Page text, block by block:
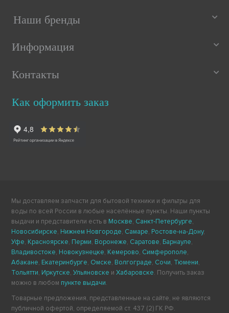
Наши бренды
Информация
Контакты
Как оформить заказ
Мы доставляем запчасти для бытовой техники и фильтры для
воды по всей России в любые населённые пункты. Наши пункты
выдачи и представители есть в Москве, Санкт-Петербурге,
Новосибирске, Нижнем Новгороде, Самаре, Ростове-на-Дону,
Уфе, Красноярске, Перми, Воронеже, Саратове, Барнауле,
Владивостоке, Новокузнецке, Кемерово, Симферополе,
Абакане, Екатеринбурге, Омске, Волгограде, Сочи, Тюмени,
Тольятти, Иркутске,Ульяновске иХабаровске. Получить заказ
можно в любом пункте выдачи.
Товарные предложения, представленные на сайте, не являются
публичной офертой, определяемой ст. 437 (2) ГК РФ.